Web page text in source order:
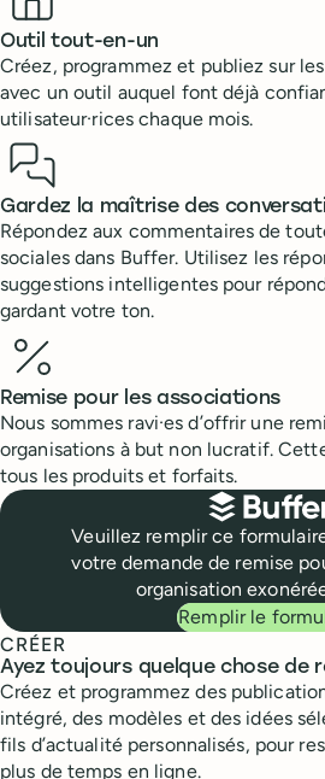
Outil tout-en-un
Créez, programmez et publiez sur
avec un outil auquel font déjà
utilisateur·rices chaque mois.
Gardez la maîtrise des
Répondez aux commentaires de
sociales dans Buffer. Utilisez les
suggestions intelligentes pour
gardant votre ton.
Remise pour les associations
Nous sommes ravi·es d’offrir une
organisations à but non lucratif.
tous les produits et forfaits.
Demander la remise pour les
Veuillez remplir ce
votre demande de remise
organisation
Remplir le
CRÉER
Ayez toujours quelque chose de
Créez et programmez des
intégré, des modèles et des idées
fils d’actualité personnalisés, pour
plus de temps en ligne.